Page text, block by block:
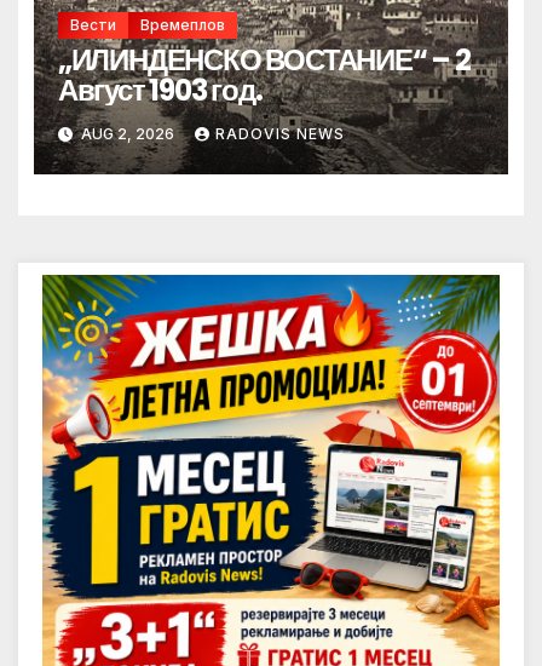
Вести Времеплов
„ИЛИНДЕНСКО ВОСТАНИЕ“ – 2
Август 1903 год.
AUG 2, 2026 RADOVIS NEWS